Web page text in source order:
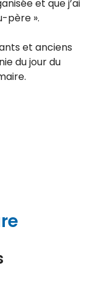
et que j’ai
père ».
et anciens
du jour du